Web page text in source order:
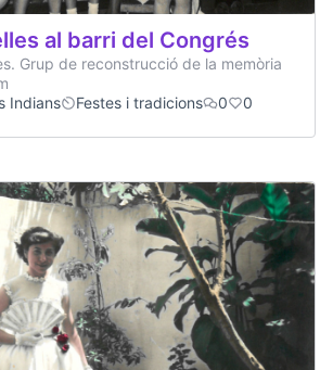
al barri del Congrés
Grup de reconstrucció de la memòria
Indians
Festes i tradicions 0 0